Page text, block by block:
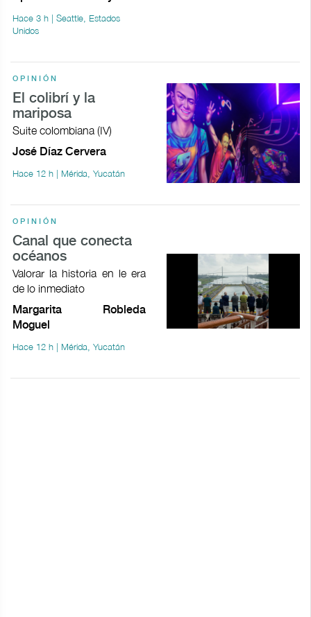
Hace 3 h | Seattle, Estados
Unidos
OPINIÓN
El colibrí y la
mariposa
Suite colombiana (IV)
José Díaz Cervera
Hace 12 h | Mérida, Yucatán
OPINIÓN
Canal que conecta
océanos
Valorar la historia en le era
de lo inmediato
Margarita Robleda
Moguel
Hace 12 h | Mérida, Yucatán